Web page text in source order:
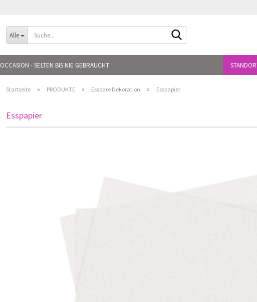
Alle
OCCASION - SELTEN BIS NIE GEBRAUCHT
Startseite » PRODUKTE » Essbare Dekoration » Esspapier
Esspapier